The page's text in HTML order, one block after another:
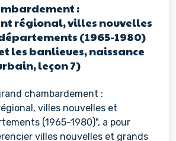
:
régional, villes nouvelles
(1965-1980)
les banlieues, naissance
leçon 7)
chambardement :
villes nouvelles et
(1965-1980)", a pour
villes nouvelles et grands